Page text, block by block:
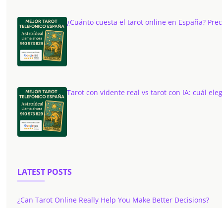
¿Cuánto cuesta el tarot online en España?
Tarot con vidente real vs tarot con IA: cuál
LATEST POSTS
¿Can Tarot Online Really Help You Make Better Decisions?